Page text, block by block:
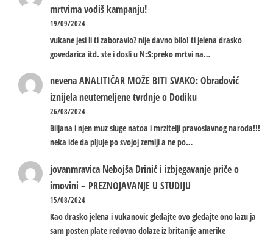
mrtvima vodiš kampanju!
19/09/2024
vukane jesi li ti zaboravio? nije davno bilo! ti jelena drasko
govedarica itd. ste i dosli u N:S:preko mrtvi na…
nevenaANALITIČAR MOŽE BITI SVAKO: Obradović
iznijela neutemeljene tvrdnje o Dodiku
26/08/2024
Biljana i njen muz sluge natoa i mrzitelji pravoslavnog naroda!!!
neka ide da pljuje po svojoj zemlji a ne po…
jovanmravica Nebojša Drinić i izbjegavanje priče o
imovini – PREZNOJAVANJE U STUDIJU
15/08/2024
Kao drasko jelena i vukanovic gledajte ovo gledajte ono lazu ja
sam posten plate redovno dolaze iz britanije amerike